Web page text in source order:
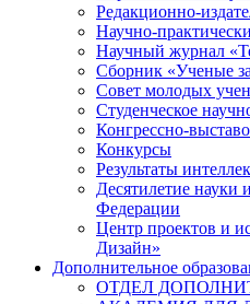
Редакционно-
Научно-
Научный журнал
Сборник «Ученые
Совет молодых
Студенческое
Конгрессно-
Конкурсы
Результаты
Десятилетие науки
Федерации
Центр проектов и
Дизайн»
Дополнительное
ОТДЕЛ